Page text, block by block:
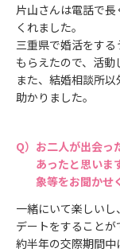
片山さんは電話で
くれました。
三重県で婚活をす
もらえたので、活動
また、結婚相談所
助かりました。
お二人が出会っ
あったと思いま
象等をお聞かせ
一緒にいて楽しい
デートをすることが
約半年の交際期間